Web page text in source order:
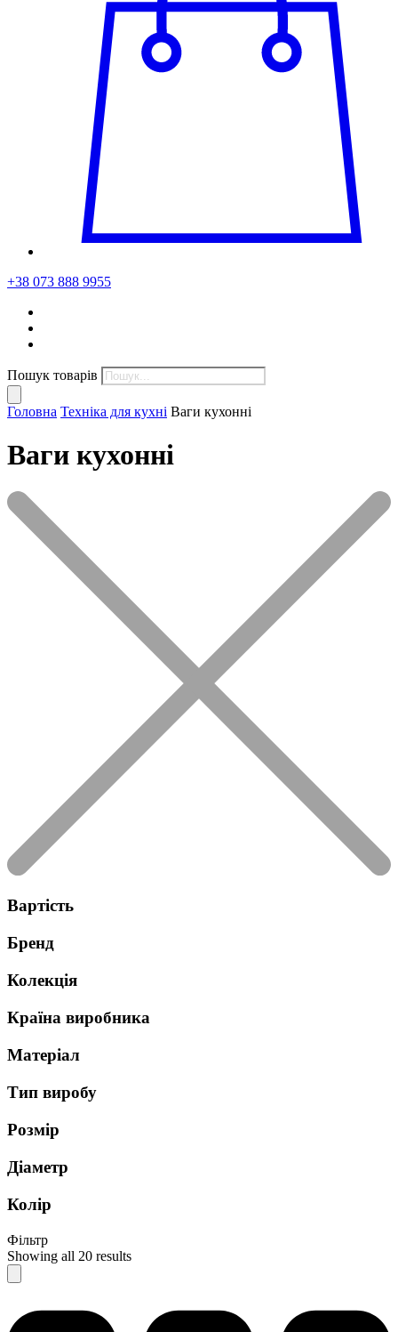
+38 073 888 9955
Пошук товарів
Головна Техніка для кухні Ваги кухонні
Ваги кухонні
Вартість
Бренд
Колекція
Країна виробника
Матеріал
Тип виробу
Розмір
Діаметр
Колір
Фільтр
Showing all 20 results